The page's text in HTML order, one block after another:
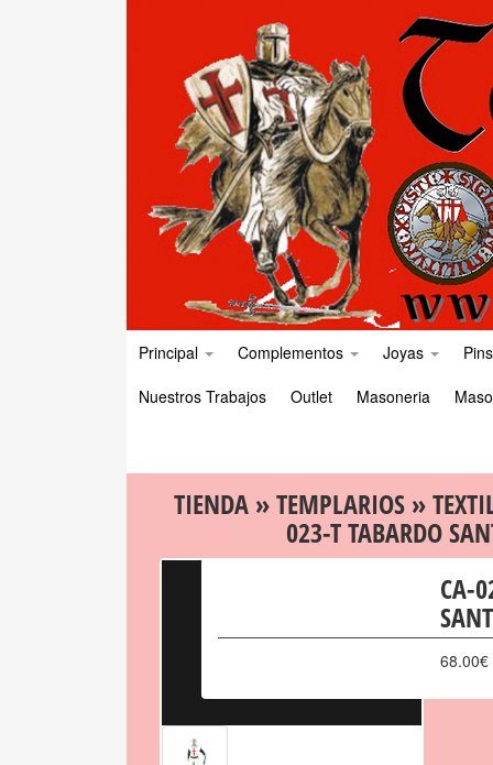
Principal Complementos Joyas
Pins
Nuestros Trabajos
Outlet Masoneria
TIENDA»TEMPLARIOS»
023-T TABARDO
CA-
68.00€